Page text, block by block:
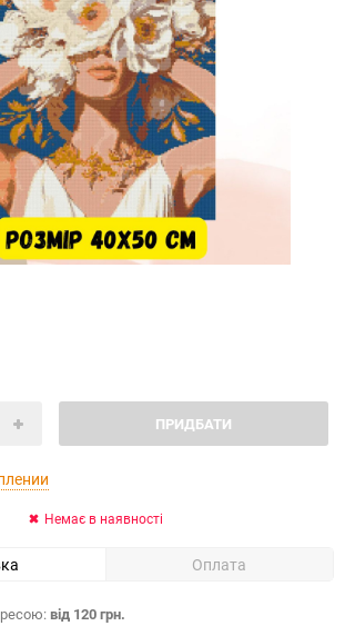
ПРИДБАТИ
Немає в наявності
Оплата
від 120 грн.